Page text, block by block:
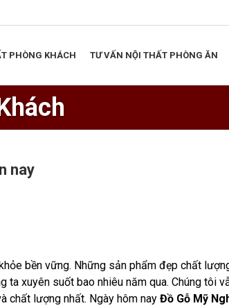
PHÒNG KHÁCH TƯ VẤN NỘI THẤT PHÒNG ĂN
nay
bền vững. Những sản phẩm đẹp chất
ta xuyên suốt bao nhiêu năm qua. Chúng tôi
chất lượng nhất. Ngày hôm nay Đồ Gỗ Mỹ